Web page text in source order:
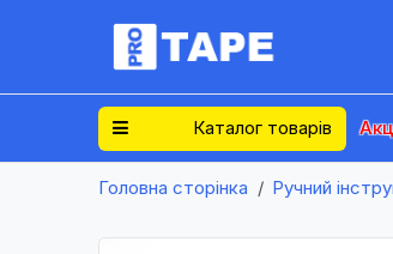
Каталог товарів
Головна сторінка Ручний